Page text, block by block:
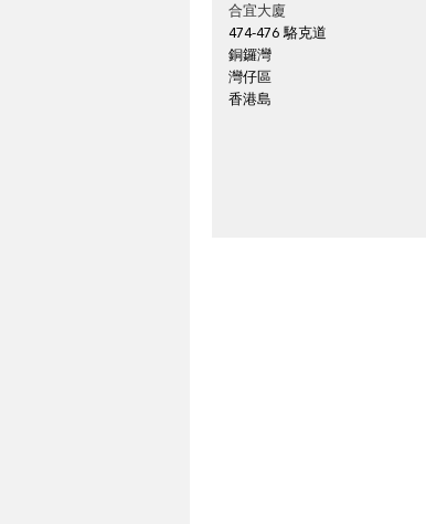
合宜大廈
474-476 駱克道
銅鑼灣
灣仔區
香港島